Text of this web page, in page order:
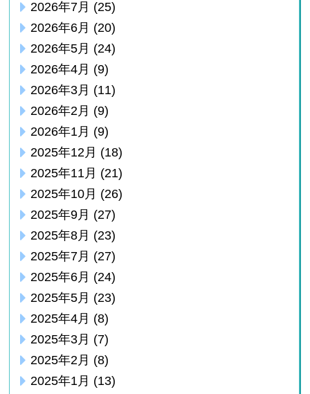
2026年7月 (25)
2026年6月 (20)
2026年5月 (24)
2026年4月 (9)
2026年3月 (11)
2026年2月 (9)
2026年1月 (9)
2025年12月 (18)
2025年11月 (21)
2025年10月 (26)
2025年9月 (27)
2025年8月 (23)
2025年7月 (27)
2025年6月 (24)
2025年5月 (23)
2025年4月 (8)
2025年3月 (7)
2025年2月 (8)
2025年1月 (13)